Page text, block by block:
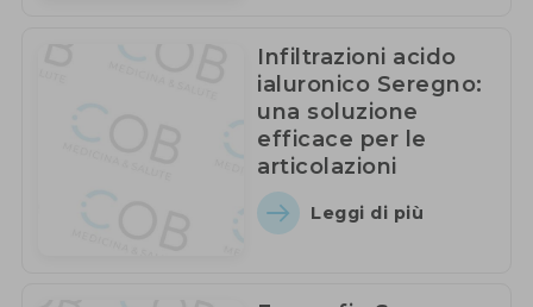
Infiltrazioni acido
ialuronico Seregno:
una soluzione
efficace per le
articolazioni
Leggi di più